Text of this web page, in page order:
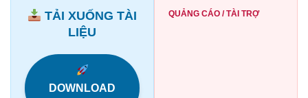
TẢI XUỐNG TÀI
LIỆU
DOWNLOAD
QUẢNG CÁO / TÀI TRỢ